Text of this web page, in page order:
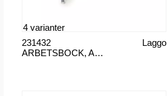
ARBETSBOCK, ABE75
Laggo
231432
4 varianter